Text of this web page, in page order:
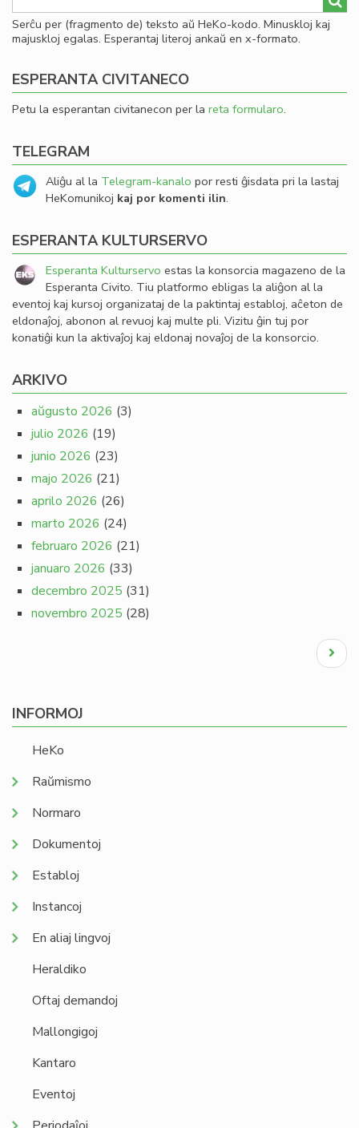
Serĉu per (fragmento de) teksto aŭ HeKo-kodo. Minuskloj kaj
majuskloj egalas. Esperantaj literoj ankaŭ en x-formato.
ESPERANTA CIVITANECO
Petu la esperantan civitanecon per la reta formularo.
TELEGRAM
Aliĝu al la Telegram-kanalo por resti ĝisdata pri la lastaj
HeKomunikoj kaj por komenti ilin.
ESPERANTA KULTURSERVO
Esperanta Kulturservo estas la konsorcia magazeno de la
Esperanta Civito. Tiu platformo ebligas la aliĝon al la
eventoj kaj kursoj organizataj de la paktintaj establoj, aĉeton de
eldonaĵoj, abonon al revuoj kaj multe pli. Vizitu ĝin tuj por
konatiĝi kun la aktivaĵoj kaj eldonaj novaĵoj de la konsorcio.
ARKIVO
aŭgusto 2026 (3)
julio 2026 (19)
junio 2026 (23)
majo 2026 (21)
aprilo 2026 (26)
marto 2026 (24)
februaro 2026 (21)
januaro 2026 (33)
decembro 2025 (31)
novembro 2025 (28)
Next
page
INFORMOJ
HeKo
Raŭmismo
Normaro
Dokumentoj
Establoj
Instancoj
En aliaj lingvoj
Heraldiko
Oftaj demandoj
Mallongigoj
Kantaro
Eventoj